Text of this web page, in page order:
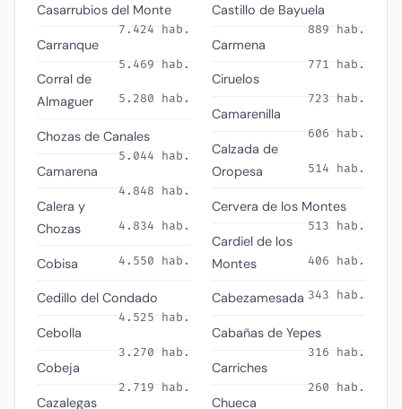
Casarrubios del Monte
7.424 hab.
Carranque
5.469 hab.
Corral de
Almaguer
5.280 hab.
Chozas de Canales
5.044 hab.
Camarena
4.848 hab.
Calera y
Chozas
4.834 hab.
Cobisa 4.550 hab.
Cedillo del Condado
4.525 hab.
Cebolla
3.270 hab.
Cobeja
2.719 hab.
Cazalegas
Castillo de Bayuela
889 hab.
Carmena
771 hab.
Ciruelos
723 hab.
Camarenilla
606 hab.
Calzada de
Oropesa
514 hab.
Cervera de los Montes
513 hab.
Cardiel de los
Montes
406 hab.
Cabezamesada 343 hab.
Cabañas de Yepes
316 hab.
Carriches
260 hab.
Chueca